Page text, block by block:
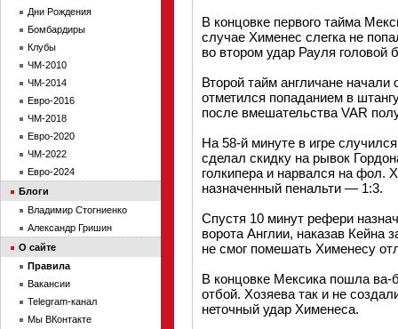
В концовке первого тайма
случае Хименес слегка не
во втором удар Рауля
Второй тайм англичане
отметился попаданием в
после вмешательства VAR
На 58-й минуте в игре
сделал скидку на рывок
голкипера и нарвался на фол.
назначенный пенальти — 1:3.
Спустя 10 минут рефери
ворота Англии, наказав Кейна
не смог помешать Хименесу
В концовке Мексика пошла ва-
отбой. Хозяева так и не
неточный удар Хименеса.
Дни Рождения
Бомбардиры
Клубы
ЧМ-2010
ЧМ-2014
Евро-2016
ЧМ-2018
Евро-2020
ЧМ-2022
Евро-2024
Блоги
Владимир Стогниенко
Александр Гришин
О сайте
Правила
Вакансии
Telegram-канал
Мы ВКонтакте